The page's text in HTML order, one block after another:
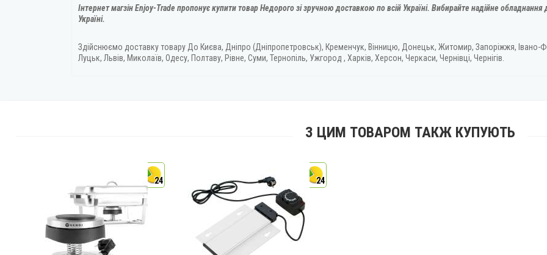
Інтернет магзін Enjoy-Trade пропонує купити товарНедорого зі зручною доставкою по всій Україні. Вибирайте надійне
Україні.
Здійснюємо доставку товару До Києва, Дніпро (Дніпропетровськ), Кременчук, Вінницю, Донецьк, Житомир, Запоріжжя, Івано-
Луцьк, Львів, Миколаїв, Одесу, Полтаву, Рівне, Суми, Тернопіль, Ужгород , Харків, Херсон, Черкаси, Чернівці, Чернігів.
З ЦИМ ТОВАРОМ ТАКЖ КУПУЮТЬ
24 24